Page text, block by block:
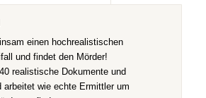
einen hochrealistischen
und findet den Mörder!
realistische Dokumente und
arbeitet wie echte Ermittler um